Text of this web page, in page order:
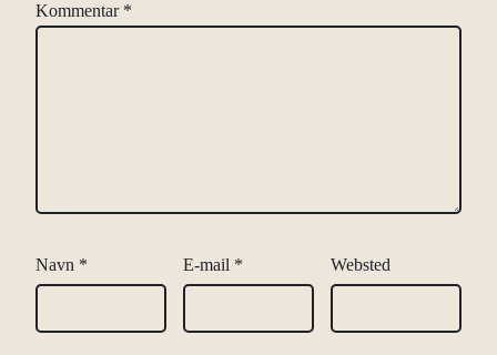
Kommentar *
Navn * E-mail * Websted